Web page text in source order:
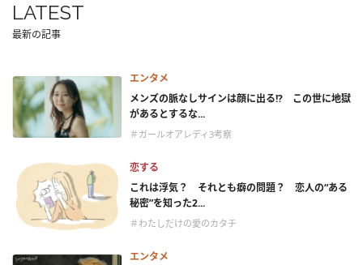
LATEST
最新の記事
エンタメ
メンズの脈なしサインは顔に出る!? この世に地獄
があるとするな...
＃ガールオアレディ3考察
恋する
これは浮気？ それとも癖の問題？ 恋人の“ある
秘密”を知った2...
＃わたしだけの愛のカタチ
エンタメ